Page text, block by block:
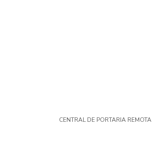
CENTRAL DE PORTARIA REMOTA